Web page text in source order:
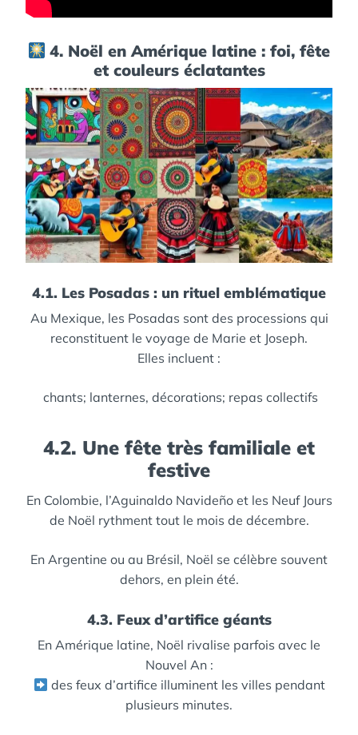
4. Noël en Amérique latine : foi, fête
et couleurs éclatantes
4.1. Les Posadas : un rituel emblématique
Au Mexique, les Posadas sont des processions qui
reconstituent le voyage de Marie et Joseph.
Elles incluent :
chants; lanternes, décorations; repas collectifs
4.2. Une fête très familiale et
festive
En Colombie, l’Aguinaldo Navideño et les Neuf Jours
de Noël rythment tout le mois de décembre.
En Argentine ou au Brésil, Noël se célèbre souvent
dehors, en plein été.
4.3. Feux d’artifice géants
En Amérique latine, Noël rivalise parfois avec le
Nouvel An :
des feux d’artifice illuminent les villes pendant
plusieurs minutes.